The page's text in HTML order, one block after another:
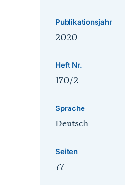
Publikationsjahr
2020
Heft Nr.
170/2
Sprache
Deutsch
Seiten
77